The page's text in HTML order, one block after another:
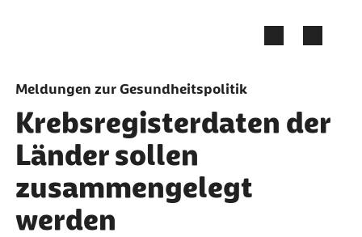
Meldungen zur Gesundheitspolitik
Krebsregisterdaten der
Länder sollen
zusammengelegt
werden